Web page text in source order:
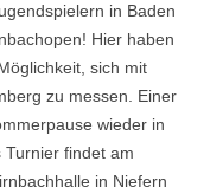
in Baden
Hier haben
sich mit
zu messen. Einer
wieder in
findet am
in Niefern